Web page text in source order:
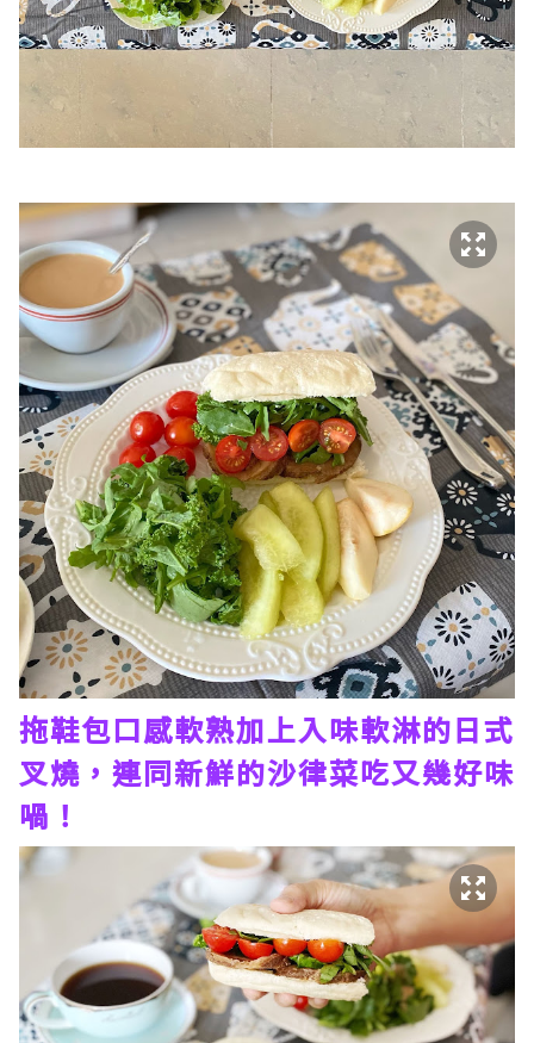
拖鞋包口感軟熟加上入味軟淋的日式
叉燒，連同新鮮的沙律菜吃又幾好味
喎！